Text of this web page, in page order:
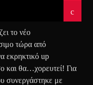
το νέο
τώρα από
εκρηκτικό up
και θα…χορευτεί! Για
συνεργάστηκε με